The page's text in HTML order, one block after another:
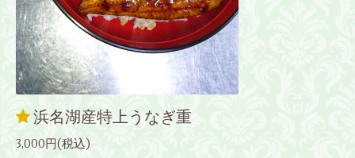
浜名湖産特上うなぎ重
3,000円(税込)